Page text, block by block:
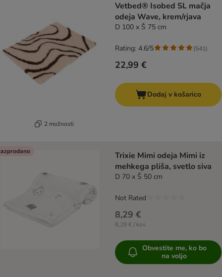
2 možnosti
Vetbed® Isobed SL mačja
odeja Wave, krem/rjava
D 100 x Š 75 cm
22,99 €
Rating: 4.6/5 (541)
Dodaj v košarico
Trixie Mimi odeja Mimi iz
mehkega pliša, svetlo siva
D 70 x Š 50 cm
8,29 €
8,29 € / kos
Not Rated
Obvestite me, ko bo
na voljo